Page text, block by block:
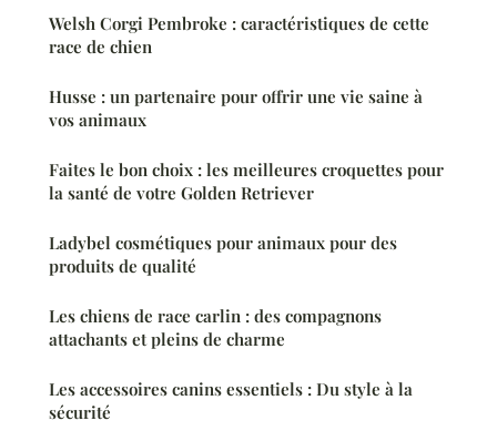
Welsh Corgi Pembroke : caractéristiques de cette
race de chien
Husse : un partenaire pour offrir une vie saine à
vos animaux
Faites le bon choix : les meilleures croquettes pour
la santé de votre Golden Retriever
Ladybel cosmétiques pour animaux pour des
produits de qualité
Les chiens de race carlin : des compagnons
attachants et pleins de charme
Les accessoires canins essentiels : Du style à la
sécurité